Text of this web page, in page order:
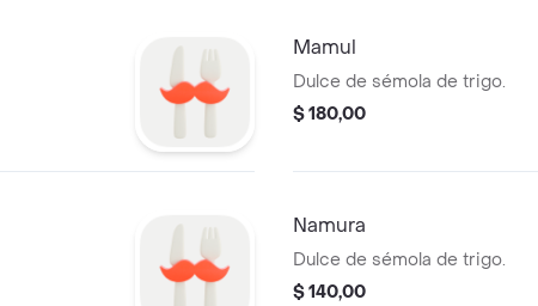
Mamul
Dulce de sémola de trigo.
$ 180,00
Namura
Dulce de sémola de trigo.
$ 140,00